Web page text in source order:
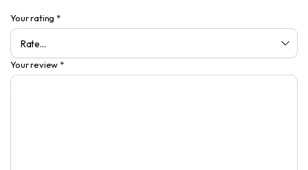
Your rating *
Your review *